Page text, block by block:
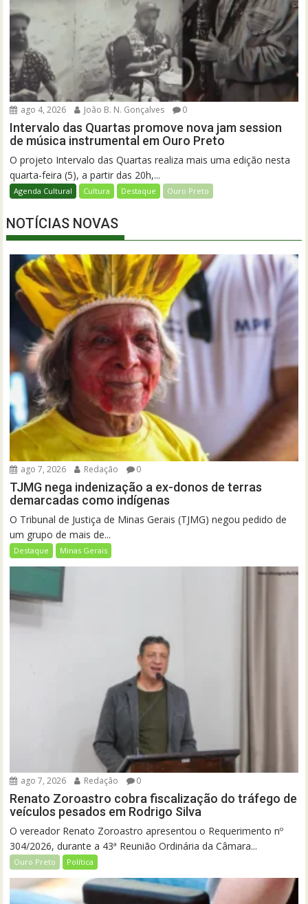
ago 4, 2026 João B. N. Gonçalves 0
Intervalo das Quartas promove nova jam session
de música instrumental em Ouro Preto
O projeto Intervalo das Quartas realiza mais uma edição nesta
quarta-feira (5), a partir das 20h,...
Agenda Cultural Cultura Destaque Ouro Preto
NOTÍCIAS NOVAS
ago 7, 2026 Redação 0
TJMG nega indenização a ex-donos de terras
demarcadas como indígenas
O Tribunal de Justiça de Minas Gerais (TJMG) negou pedido de
um grupo de mais de...
Destaque Minas Gerais
ago 7, 2026 Redação 0
Renato Zoroastro cobra fiscalização do tráfego de
veículos pesados em Rodrigo Silva
O vereador Renato Zoroastro apresentou o Requerimento nº
304/2026, durante a 43ª Reunião Ordinária da Câmara...
Ouro Preto Política